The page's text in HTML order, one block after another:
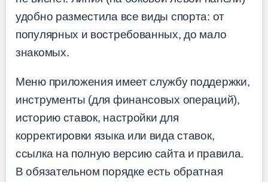
удобно разместила все виды спорта: от
популярных и востребованных, до мало
знакомых.
Меню приложения имеет службу поддержки,
инструменты (для финансовых операций),
историю ставок, настройки для
корректировки языка или вида ставок,
ссылка на полную версию сайта и правила.
В обязательном порядке есть обратная